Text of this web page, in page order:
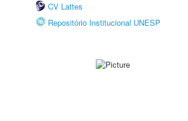
CV Lattes
Repositório Institucional UNESP